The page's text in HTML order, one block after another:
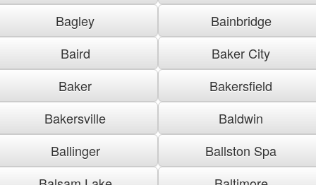
Bagley
Bainbridge
Baird
Baker City
Baker
Bakersfield
Bakersville
Baldwin
Ballinger
Ballston Spa